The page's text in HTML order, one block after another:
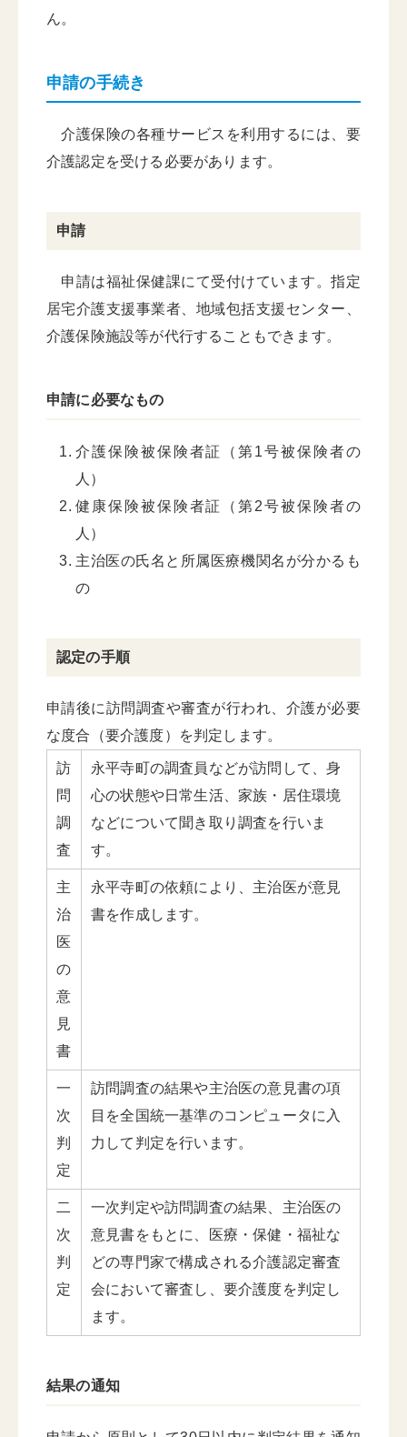
ん。
申請の手続き
介護保険の各種サービスを利用するには、要
介護認定を受ける必要があります。
申請
申請は福祉保健課にて受付けています。指定
居宅介護支援事業者、地域包括支援センター、
介護保険施設等が代行することもできます。
申請に必要なもの
介護保険被保険者証（第1号被保険者の
人）
健康保険被保険者証（第2号被保険者の
人）
主治医の氏名と所属医療機関名が分かるも
の
認定の手順
申請後に訪問調査や審査が行われ、介護が必要
な度合（要介護度）を判定します。
訪
問
調
査
永平寺町の調査員などが訪問して、身
心の状態や日常生活、家族・居住環境
などについて聞き取り調査を行いま
す。
主
治
医
の
意
見
書
永平寺町の依頼により、主治医が意見
書を作成します。
一
次
判
定
訪問調査の結果や主治医の意見書の項
目を全国統一基準のコンピュータに入
力して判定を行います。
二
次
判
定
一次判定や訪問調査の結果、主治医の
意見書をもとに、医療・保健・福祉な
どの専門家で構成される介護認定審査
会において審査し、要介護度を判定し
ます。
結果の通知